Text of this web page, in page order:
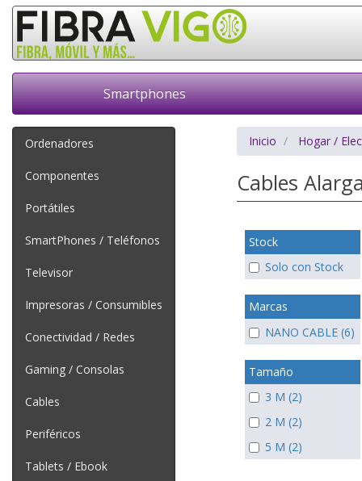
Smartphones
Ordenadores
Componentes
Portátiles
SmartPhones / Teléfonos
Televisor
Impresoras / Consumibles
Conectividad / Redes
Gaming / Consolas
Cables
Periféricos
Tablets / Ebook
Inicio Hogar /
Cables
Stock
Solo con Stock
Marcas
NANO CABLE (6)
Tamaño
3 M (2)
2 M (2)
5 M (2)